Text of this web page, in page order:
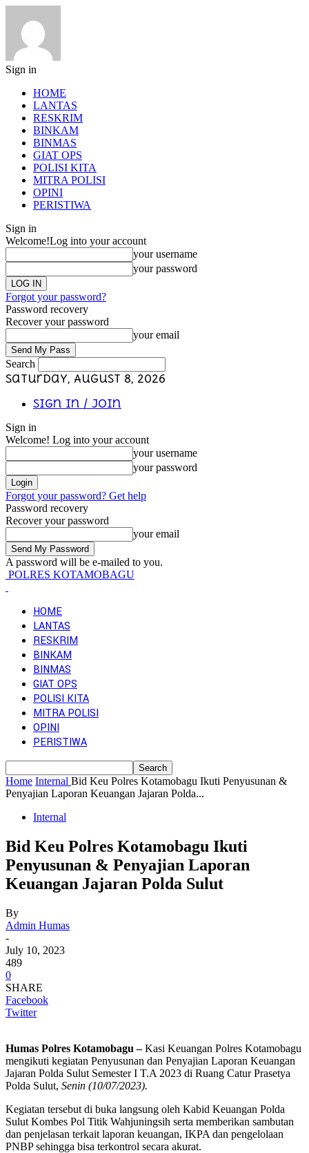
Sign in
HOME
LANTAS
RESKRIM
BINKAM
BINMAS
GIAT OPS
POLISI KITA
MITRA POLISI
OPINI
PERISTIWA
Sign in
Welcome!Log into your account
your username
your password
Forgot your password?
Password recovery
Recover your password
your email
Search
Saturday, August 8, 2026
Sign in / Join
Sign in
Welcome! Log into your account
your username
your password
Forgot your password? Get help
Password recovery
Recover your password
your email
A password will be e-mailed to you.
POLRES KOTAMOBAGU
HOME
LANTAS
RESKRIM
BINKAM
BINMAS
GIAT OPS
POLISI KITA
MITRA POLISI
OPINI
PERISTIWA
Home Internal Bid Keu Polres Kotamobagu Ikuti Penyusunan &
Penyajian Laporan Keuangan Jajaran Polda...
Internal
Bid Keu Polres Kotamobagu Ikuti
Penyusunan & Penyajian Laporan
Keuangan Jajaran Polda Sulut
By
Admin Humas
-
July 10, 2023
489
0
SHARE
Facebook
Twitter
Humas Polres Kotamobagu –Kasi Keuangan Polres Kotamobagu
mengikuti kegiatan Penyusunan dan Penyajian Laporan Keuangan
Jajaran Polda Sulut Semester I T.A 2023 di Ruang Catur Prasetya
Polda Sulut, Senin (10/07/2023).
Kegiatan tersebut di buka langsung oleh Kabid Keuangan Polda
Sulut Kombes Pol Titik Wahjuningsih serta memberikan sambutan
dan penjelasan terkait laporan keuangan, IKPA dan pengelolaan
PNBP sehingga bisa terkontrol secara akurat.